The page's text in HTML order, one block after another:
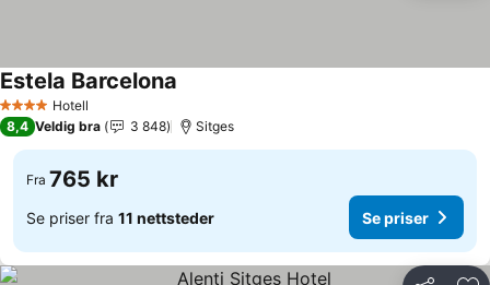
4 StjernerHotell
Estela Barcelona
8,4 Veldig bra 3 848 Sitges
Fra 765 kr
Se priser fra 11 nettsteder Se priser